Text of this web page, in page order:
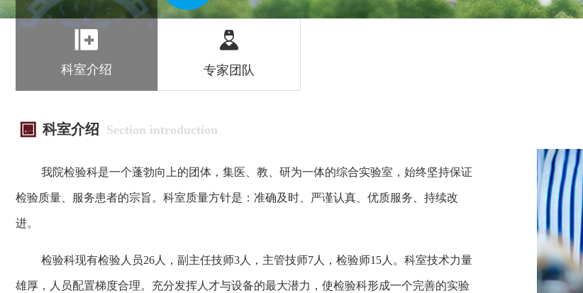
科室介绍 专家团队
科室介绍 Section introduction
我院检验科是一个蓬勃向上的团体，集医、教、研为一体的综合实验室，始终坚持保证
检验质量、服务患者的宗旨。科室质量方针是：准确及时、严谨认真、优质服务、持续改
进。
检验科现有检验人员26人，副主任技师3人，主管技师7人，检验师15人。科室技术力量
雄厚，人员配置梯度合理。充分发挥人才与设备的最大潜力，使检验科形成一个完善的实验